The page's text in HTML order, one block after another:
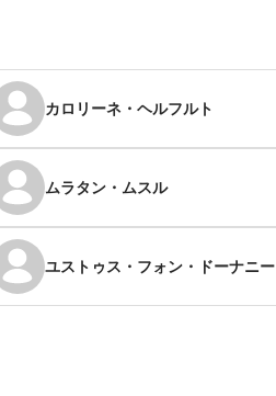
カロリーネ・ヘルフルト
ムラタン・ムスル
ユストゥス・フォン・ドーナニー